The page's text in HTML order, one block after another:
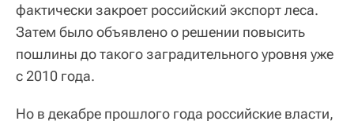
фактически закроет российский экспорт леса.
Затем было объявлено о решении повысить
пошлины до такого заградительного уровня уже
с 2010 года.
Но в декабре прошлого года российские власти,